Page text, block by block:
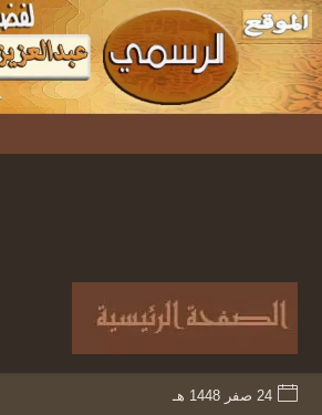
24 صفر 1448 هـ